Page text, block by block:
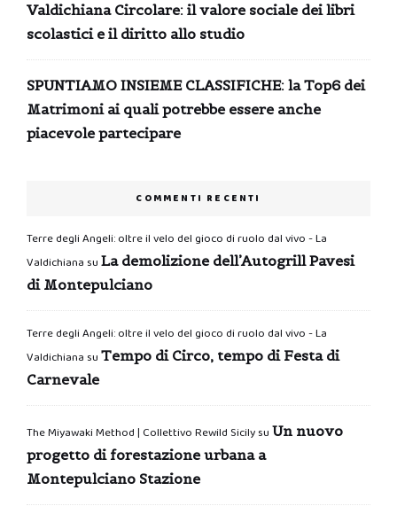
Valdichiana Circolare: il valore sociale dei libri
scolastici e il diritto allo studio
SPUNTIAMO INSIEME CLASSIFICHE: la Top6 dei
Matrimoni ai quali potrebbe essere anche
piacevole partecipare
COMMENTI RECENTI
Terre degli Angeli: oltre il velo del gioco di ruolo dal vivo - La
Valdichiana su La demolizione dell’Autogrill Pavesi
di Montepulciano
Terre degli Angeli: oltre il velo del gioco di ruolo dal vivo - La
Valdichiana su Tempo di Circo, tempo di Festa di
Carnevale
The Miyawaki Method | Collettivo Rewild Sicilysu Un nuovo
progetto di forestazione urbana a
Montepulciano Stazione